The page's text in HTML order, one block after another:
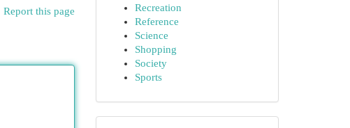
Report this page
Recreation
Reference
Science
Shopping
Society
Sports